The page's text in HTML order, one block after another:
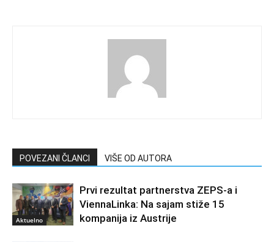
POVEZANI ČLANCI VIŠE OD AUTORA
Aktuelno
Prvi rezultat partnerstva ZEPS-a i
ViennaLinka: Na sajam stiže 15
kompanija iz Austrije